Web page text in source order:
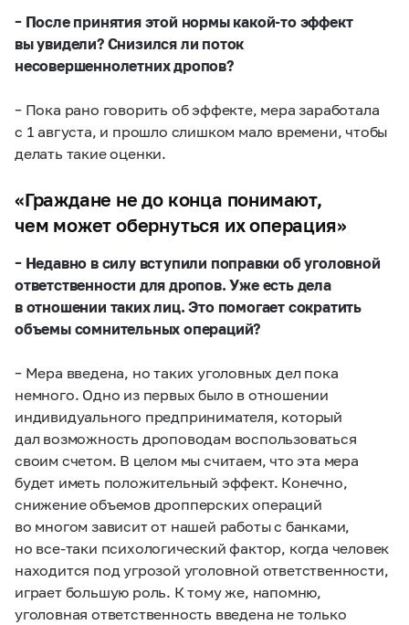
– После принятия этой нормы какой-то эффект
вы увидели? Снизился ли поток
несовершеннолетних дропов?
– Пока рано говорить об эффекте, мера заработала
с 1 августа, и прошло слишком мало времени, чтобы
делать такие оценки.
«Граждане не до конца понимают,
чем может обернуться их операция»
– Недавно в силу вступили поправки об уголовной
ответственности для дропов. Уже есть дела
в отношении таких лиц. Это помогает сократить
объемы сомнительных операций?
– Мера введена, но таких уголовных дел пока
немного. Одно из первых было в отношении
индивидуального предпринимателя, который
дал возможность дроповодам воспользоваться
своим счетом. В целом мы считаем, что эта мера
будет иметь положительный эффект. Конечно,
снижение объемов дропперских операций
во многом зависит от нашей работы с банками,
но все-таки психологический фактор, когда человек
находится под угрозой уголовной ответственности,
играет большую роль. К тому же, напомню,
уголовная ответственность введена не только